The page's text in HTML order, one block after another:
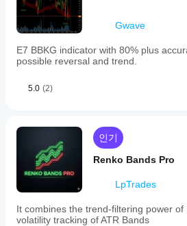
Gwave
E7 BBKG indicator with 80% plus
possible reversal and trend.
5.0 (2)
인기
Renko Bands Pro
LpTrades
It combines the trend-filtering power of
volatility tracking of ATR Bands